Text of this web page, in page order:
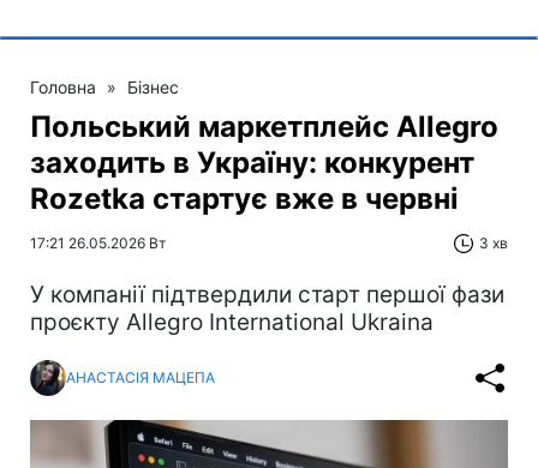
Головна » Бізнес
Польський маркетплейс Allegro
заходить в Україну: конкурент
Rozetka стартує вже в червні
17:21 26.05.2026 Вт 3 хв
У компанії підтвердили старт першої фази
проєкту Allegro International Ukraina
АНАСТАСІЯ МАЦЕПА